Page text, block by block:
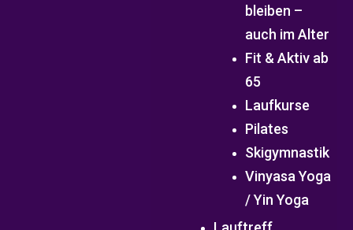
bleiben –
auch im Alter
Fit & Aktiv ab
65
Laufkurse
Pilates
Skigymnastik
Vinyasa Yoga
/ Yin Yoga